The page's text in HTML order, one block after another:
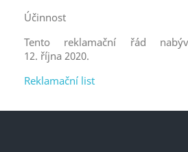
Účinnost
Tento reklamační řád
12. října 2020.
Reklamační list